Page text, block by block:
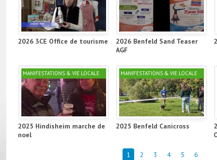
2026 3CE Office de tourisme
2026 Benfeld Sand Teaser
AGF
MANIFESTATIONS & VIE LOCALE
2025 Hindisheim marche de
noel
MANIFESTATIONS & VIE LOCALE
2025 Benfeld Canicross
1 2 3 4 5 6